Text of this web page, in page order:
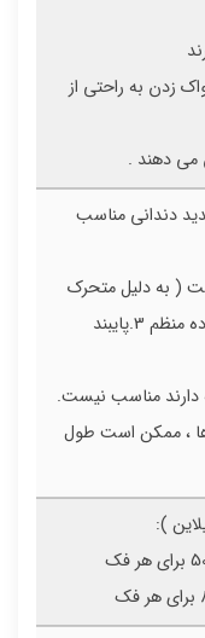
زدن به راحتی از
دندانی مناسب
( به دلیل متحرک
بودن ممکن است به استفاده منظم 3.پایبند
، ممکن است طول